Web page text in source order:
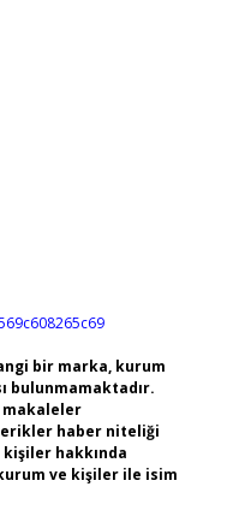
bir marka, kurum
bulunmamaktadır.
makaleler
haber niteliği
hakkında
ve kişiler ile isim